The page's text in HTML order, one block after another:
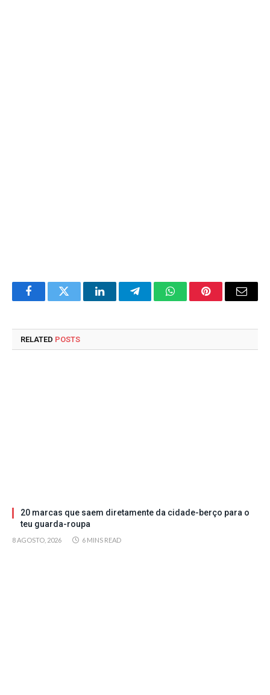
FacebookTwitter LinkedInTelegramWhatsAppPinterestEmail
RELATED POSTS
20 marcas que saem diretamente da cidade-berço para o
teu guarda-roupa
8 AGOSTO, 2026 6 MINS READ